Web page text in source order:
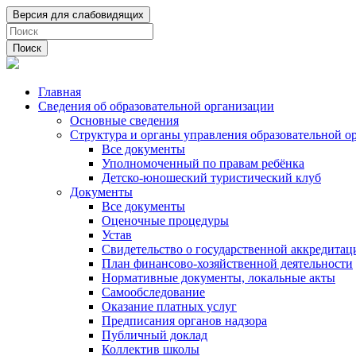
Поиск
Главная
Сведения об образовательной организации
Основные сведения
Структура и органы управления образовательной
Все документы
Уполномоченный по правам ребёнка
Детско-юношеский туристический клуб
Документы
Все документы
Оценочные процедуры
Устав
Свидетельство о государственной
План финансово-хозяйственной деятельности
Нормативные документы, локальные акты
Самообследование
Оказание платных услуг
Предписания органов надзора
Публичный доклад
Коллектив школы